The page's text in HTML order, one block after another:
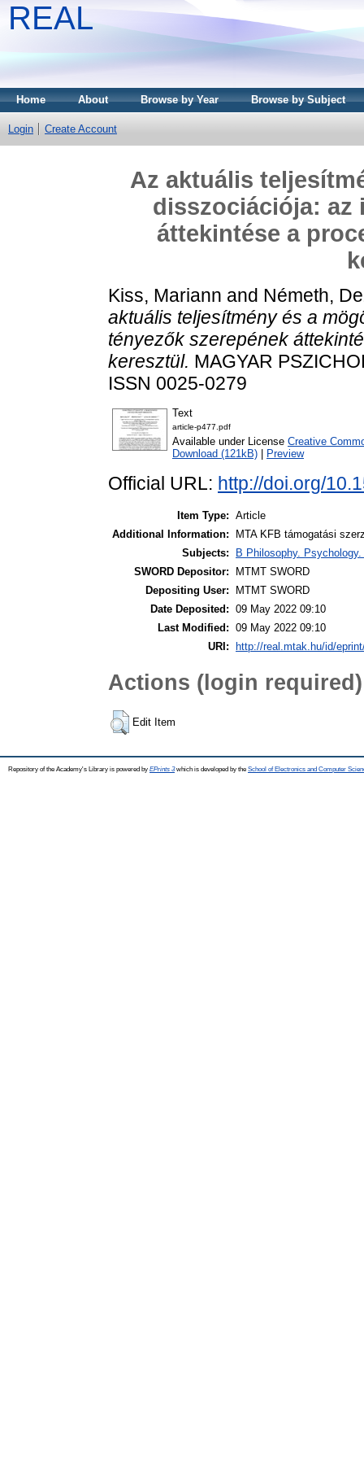
REAL
Home About Browse by Year Browse by Subject
Login Create Account
Az aktuális
disszociációja: az
áttekintése a
Kiss, Mariann and Németh,
aktuális teljesítmény és a
tényezők szerepének
keresztül. MAGYAR
ISSN 0025-0279
Text
article-p477.pdf
Available under License Creative
Download (121kB)
Preview
Official URL: http://doi.org/
Item Type: Article
Additional Information:
MTA KFB támogatási
Subjects:
B Philosophy.
SWORD Depositor:
MTMT SWORD
Depositing User:
MTMT SWORD
Date Deposited: 09 May 2022 09:10
Last Modified: 09 May 2022 09:10
URI:
http://real.mtak.hu/id/
Actions (login required)
Edit Item
Repository of the Academy's Library is powered by EPrints 3which is developed by the School of Electronics and Computer